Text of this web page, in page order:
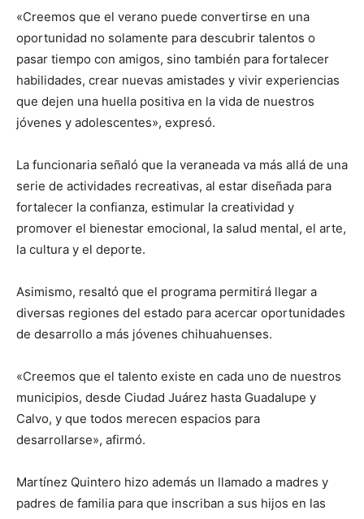
«Creemos que el verano puede convertirse en una
oportunidad no solamente para descubrir talentos o
pasar tiempo con amigos, sino también para fortalecer
habilidades, crear nuevas amistades y vivir experiencias
que dejen una huella positiva en la vida de nuestros
jóvenes y adolescentes», expresó.
La funcionaria señaló que la veraneada va más allá de una
serie de actividades recreativas, al estar diseñada para
fortalecer la confianza, estimular la creatividad y
promover el bienestar emocional, la salud mental, el arte,
la cultura y el deporte.
Asimismo, resaltó que el programa permitirá llegar a
diversas regiones del estado para acercar oportunidades
de desarrollo a más jóvenes chihuahuenses.
«Creemos que el talento existe en cada uno de nuestros
municipios, desde Ciudad Juárez hasta Guadalupe y
Calvo, y que todos merecen espacios para
desarrollarse», afirmó.
Martínez Quintero hizo además un llamado a madres y
padres de familia para que inscriban a sus hijos en las